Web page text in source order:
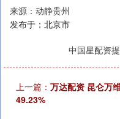
来源：动静贵州
发布于：北京市
中国星配资
上一篇： 万达配资 昆仑万
49.23%